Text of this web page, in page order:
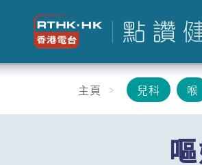
主頁 兒科 喉